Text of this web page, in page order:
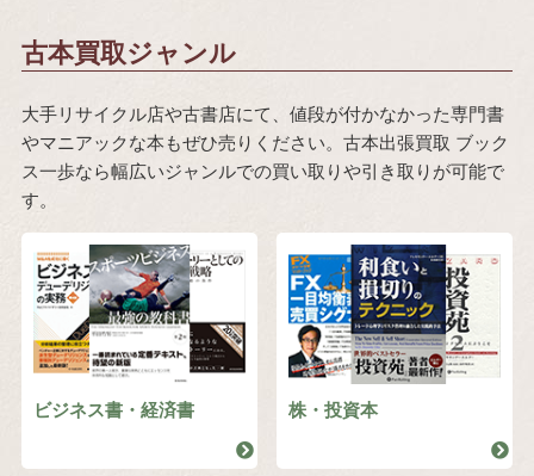
古本買取ジャンル
大手リサイクル店や古書店にて、値段が付かなかった専門書
やマニアックな本もぜひ売りください。古本出張買取 ブック
ス一歩なら幅広いジャンルでの買い取りや引き取りが可能で
す。
ビジネス書・経済書 株・投資本